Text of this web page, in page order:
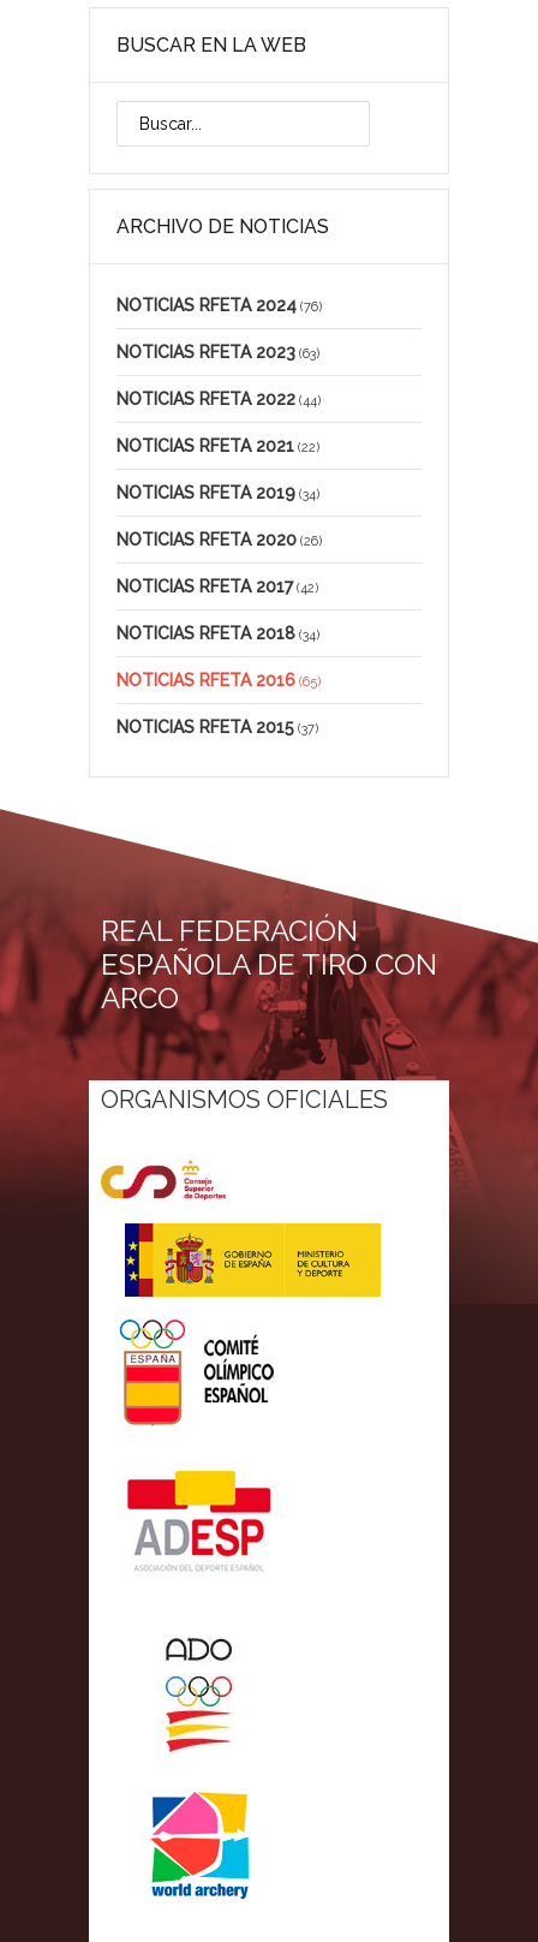
BUSCAR EN LA WEB
ARCHIVO DE NOTICIAS
NOTICIAS RFETA 2024 (76)
NOTICIAS RFETA 2023 (63)
NOTICIAS RFETA 2022 (44)
NOTICIAS RFETA 2021 (22)
NOTICIAS RFETA 2019 (34)
NOTICIAS RFETA 2020 (26)
NOTICIAS RFETA 2017 (42)
NOTICIAS RFETA 2018 (34)
NOTICIAS RFETA 2016 (65)
NOTICIAS RFETA 2015 (37)
REAL FEDERACIÓN
ESPAÑOLA DE TIRO CON
ARCO
ORGANISMOS OFICIALES